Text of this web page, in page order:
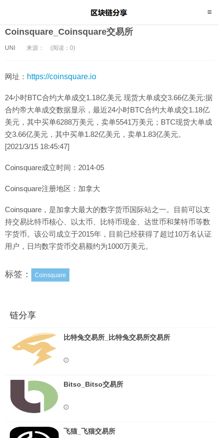
Coinsquare_Coinsquare交易所
UNI 来源： (阅读：0)
网址： https://coinsquare.io
24小时BTC合约大单成交1.18亿美元 现货大单成交3.66亿美元:据
合约帝大单成交数据显示，最近24小时BTC合约大单成交1.18亿
美元，其中买单6288万美元，卖单5541万美元；BTC现货大单成
交3.66亿美元，其中买单1.82亿美元，卖单1.83亿美元。
[2021/3/15 18:45:47]
Coinsquare成立时间：2014-05
Coinsquare注册地区：加拿大
Coinsquare，是加拿大最大的数字货币国际站之一。目前可以支
持交易比特币核心、以太币、比特币现金、达世币和莱特币等数
字货币。该公司成立于2015年，目前已经获得了超过10万名认证
用户，日均数字货币交易额约为1000万美元。
标签： Coinsquare
链分享
比特兔交易所_比特兔交易所交易所
Bitso_Bitso交易所
飞猫_飞猫交易所